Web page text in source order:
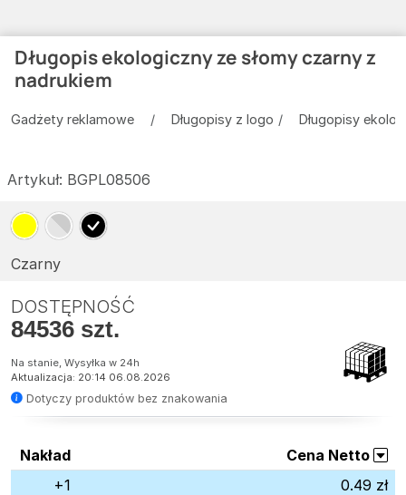
Długopis ekologiczny ze słomy czarny z
nadrukiem
Gadżety reklamowe Długopisy z logo Długopisy
Artykuł: BGPL08506
Czarny
DOSTĘPNOŚĆ
84536 szt.
Na stanie, Wysyłka w 24h
Aktualizacja: 20:14 06.08.2026
Dotyczy produktów bez znakowania
Nakład
Cena Netto
+1
0.49 zł